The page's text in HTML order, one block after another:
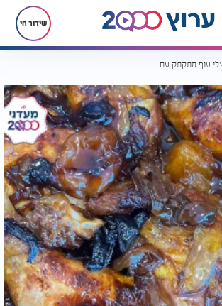
שידור חי
צלי עוף מתקתק עם פירות יבשים